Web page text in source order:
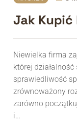
Jak Kupić
Niewielka firma
której
sprawiedliwość
zrównoważony
zarówno
i…